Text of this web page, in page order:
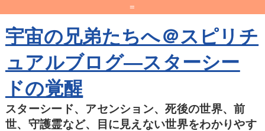
=
宇宙の兄弟たちへ＠スピリチ
ュアルブログ―スターシー
ドの覚醒
スターシード、アセンション、死後の世界、前
世、守護霊など、目に見えない世界をわかりやす